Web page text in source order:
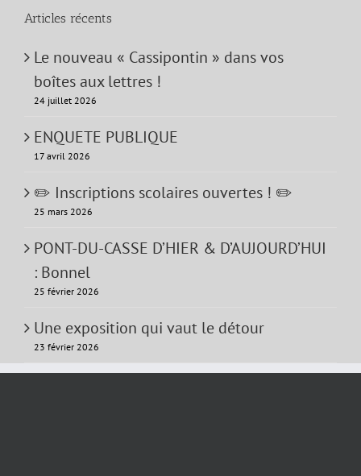
Articles récents
Le nouveau « Cassipontin » dans vos
boîtes aux lettres !
24 juillet 2026
ENQUETE PUBLIQUE
17 avril 2026
✏️ Inscriptions scolaires ouvertes ! ✏️
25 mars 2026
PONT-DU-CASSE D’HIER & D’AUJOURD’HUI
: Bonnel
25 février 2026
Une exposition qui vaut le détour
23 février 2026